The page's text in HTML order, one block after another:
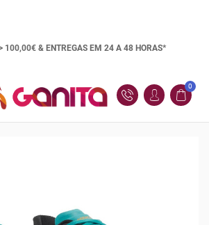
100,00€ & ENTREGAS EM 24 A 48 HORAS*
0